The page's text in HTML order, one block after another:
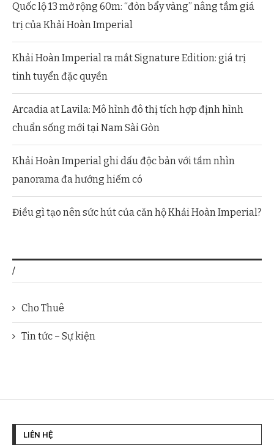
Quốc lộ 13 mở rộng 60m: “đòn bẩy vàng” nâng tầm giá
trị của Khải Hoàn Imperial
Khải Hoàn Imperial ra mắt Signature Edition: giá trị
tinh tuyển đặc quyền
Arcadia at Lavila: Mô hình đô thị tích hợp định hình
chuẩn sống mới tại Nam Sài Gòn
Khải Hoàn Imperial ghi dấu độc bản với tầm nhìn
panorama đa hướng hiếm có
Điều gì tạo nên sức hút của căn hộ Khải Hoàn Imperial?
/
Cho Thuê
Tin tức – Sự kiện
LIÊN HỆ